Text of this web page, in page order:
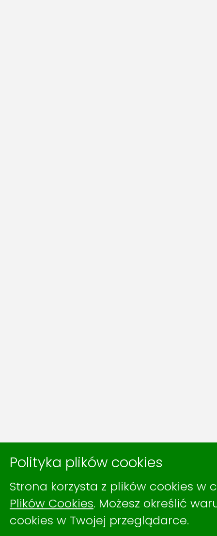
Polityka plików cookies
Strona korzysta z plików cookies w
Plików Cookies. Możesz określić
cookies w Twojej przeglądarce.